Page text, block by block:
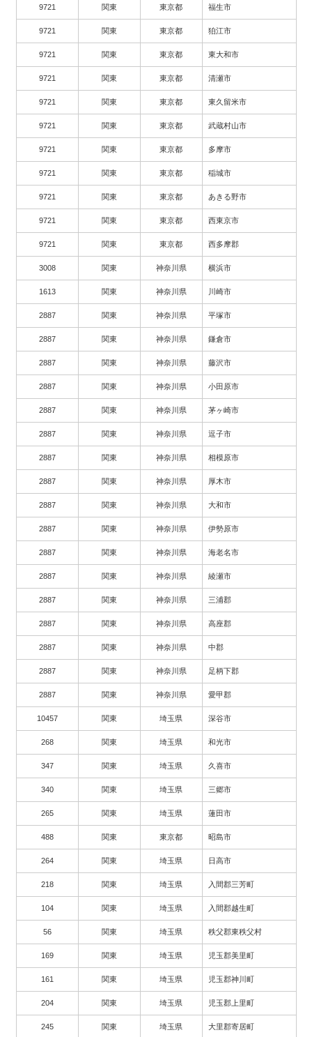
9721 関東 東京都 福生市
9721 関東 東京都 狛江市
9721 関東 東京都 東大和市
9721 関東 東京都 清瀬市
9721 関東 東京都 東久留米市
9721 関東 東京都 武蔵村山市
9721 関東 東京都 多摩市
9721 関東 東京都 稲城市
9721 関東 東京都 あきる野市
9721 関東 東京都 西東京市
9721 関東 東京都 西多摩郡
3008 関東 神奈川県 横浜市
1613 関東 神奈川県 川崎市
2887 関東 神奈川県 平塚市
2887 関東 神奈川県 鎌倉市
2887 関東 神奈川県 藤沢市
2887 関東 神奈川県 小田原市
2887 関東 神奈川県 茅ヶ崎市
2887 関東 神奈川県 逗子市
2887 関東 神奈川県 相模原市
2887 関東 神奈川県 厚木市
2887 関東 神奈川県 大和市
2887 関東 神奈川県 伊勢原市
2887 関東 神奈川県 海老名市
2887 関東 神奈川県 綾瀬市
2887 関東 神奈川県 三浦郡
2887 関東 神奈川県 高座郡
2887 関東 神奈川県 中郡
2887 関東 神奈川県 足柄下郡
2887 関東 神奈川県 愛甲郡
10457 関東 埼玉県 深谷市
268 関東 埼玉県 和光市
347 関東 埼玉県 久喜市
340 関東 埼玉県 三郷市
265 関東 埼玉県 蓮田市
488 関東 東京都 昭島市
264 関東 埼玉県 日高市
218 関東 埼玉県 入間郡三芳町
104 関東 埼玉県 入間郡越生町
56 関東 埼玉県 秩父郡東秩父村
169 関東 埼玉県 児玉郡美里町
161 関東 埼玉県 児玉郡神川町
204 関東 埼玉県 児玉郡上里町
245 関東 埼玉県 大里郡寄居町